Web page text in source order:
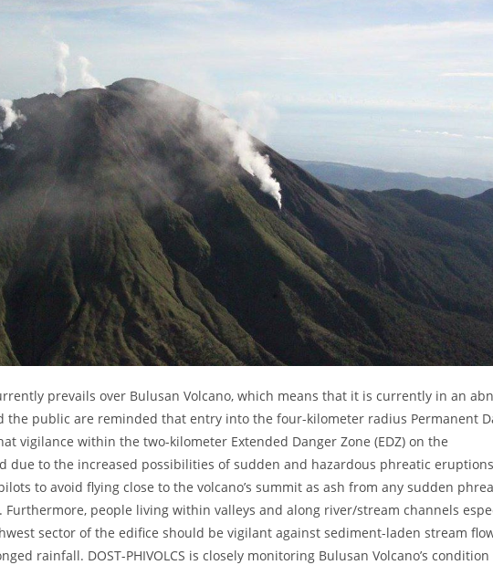
prevails over Bulusan Volcano, which means that it is currently in an
the public are reminded that entry into the four-kilometer radius Permanent
vigilance within the two-kilometer Extended Danger Zone (EDZ) on the
due to the increased possibilities of sudden and hazardous phreatic
to avoid flying close to the volcano’s summit as ash from any sudden
people living within valleys and along river/stream channels
sector of the edifice should be vigilant against sediment-laden stream
rainfall. DOST-PHIVOLCS is closely monitoring Bulusan Volcano’s condition